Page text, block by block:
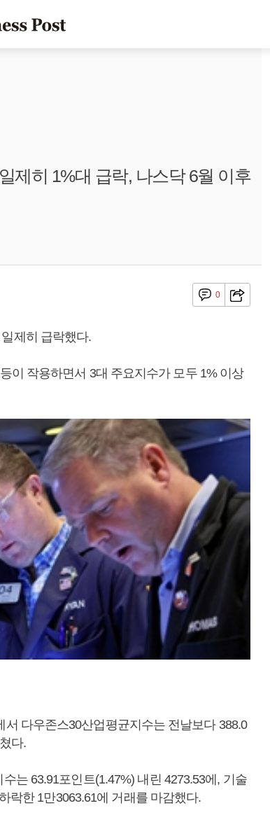
제히 1%대 급락, 나스닥 6월 이후
0
제히 급락했다.
이 작용하면서 3대 주요지수가 모두 1% 이상
다우존스30산업평균지수는 전날보다 388.0
다.
는 63.91포인트(1.47%) 내린 4273.53에, 기술
락한 1만3063.61에 거래를 마감했다.